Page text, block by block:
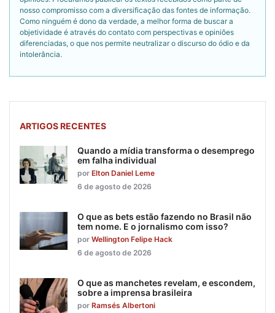
nosso compromisso com a diversificação das fontes de informação.
Como ninguém é dono da verdade, a melhor forma de buscar a
objetividade é através do contato com perspectivas e opiniões
diferenciadas, o que nos permite neutralizar o discurso do ódio e da
intolerância.
ARTIGOS RECENTES
Quando a mídia transforma o desemprego
em falha individual
por Elton Daniel Leme
6 de agosto de 2026
O que as bets estão fazendo no Brasil não
tem nome. E o jornalismo com isso?
por Wellington Felipe Hack
6 de agosto de 2026
O que as manchetes revelam, e escondem,
sobre a imprensa brasileira
por Ramsés Albertoni